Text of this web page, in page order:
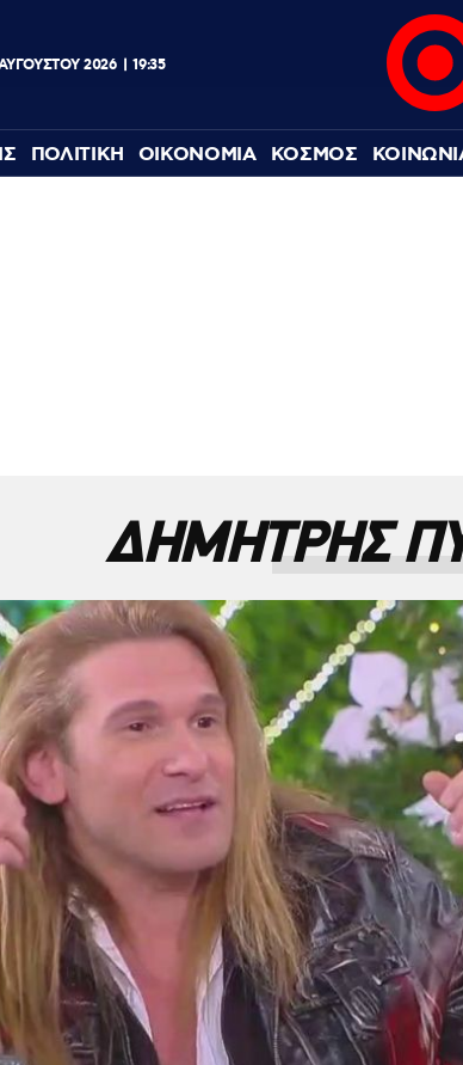
2026 19:35
ΠΟΛΙΤΙΚΗ ΟΙΚΟΝΟΜΙΑ ΚΟΣΜΟΣ
ΔΗΜΗΤΡΗΣ